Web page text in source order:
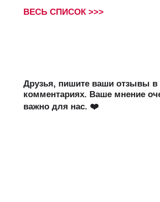
ВЕСЬ СПИСОК >>>
Друзья, пишите ваши отзывы в
комментариях. Ваше мнение
важно для нас. ❤️